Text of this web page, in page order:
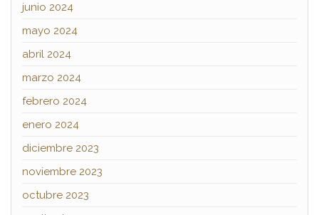
junio 2024
mayo 2024
abril 2024
marzo 2024
febrero 2024
enero 2024
diciembre 2023
noviembre 2023
octubre 2023